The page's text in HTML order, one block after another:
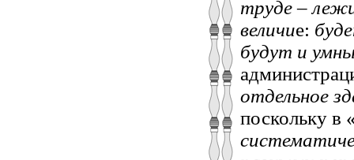
труде –
величие:
будут и
отдельное
поскольку в